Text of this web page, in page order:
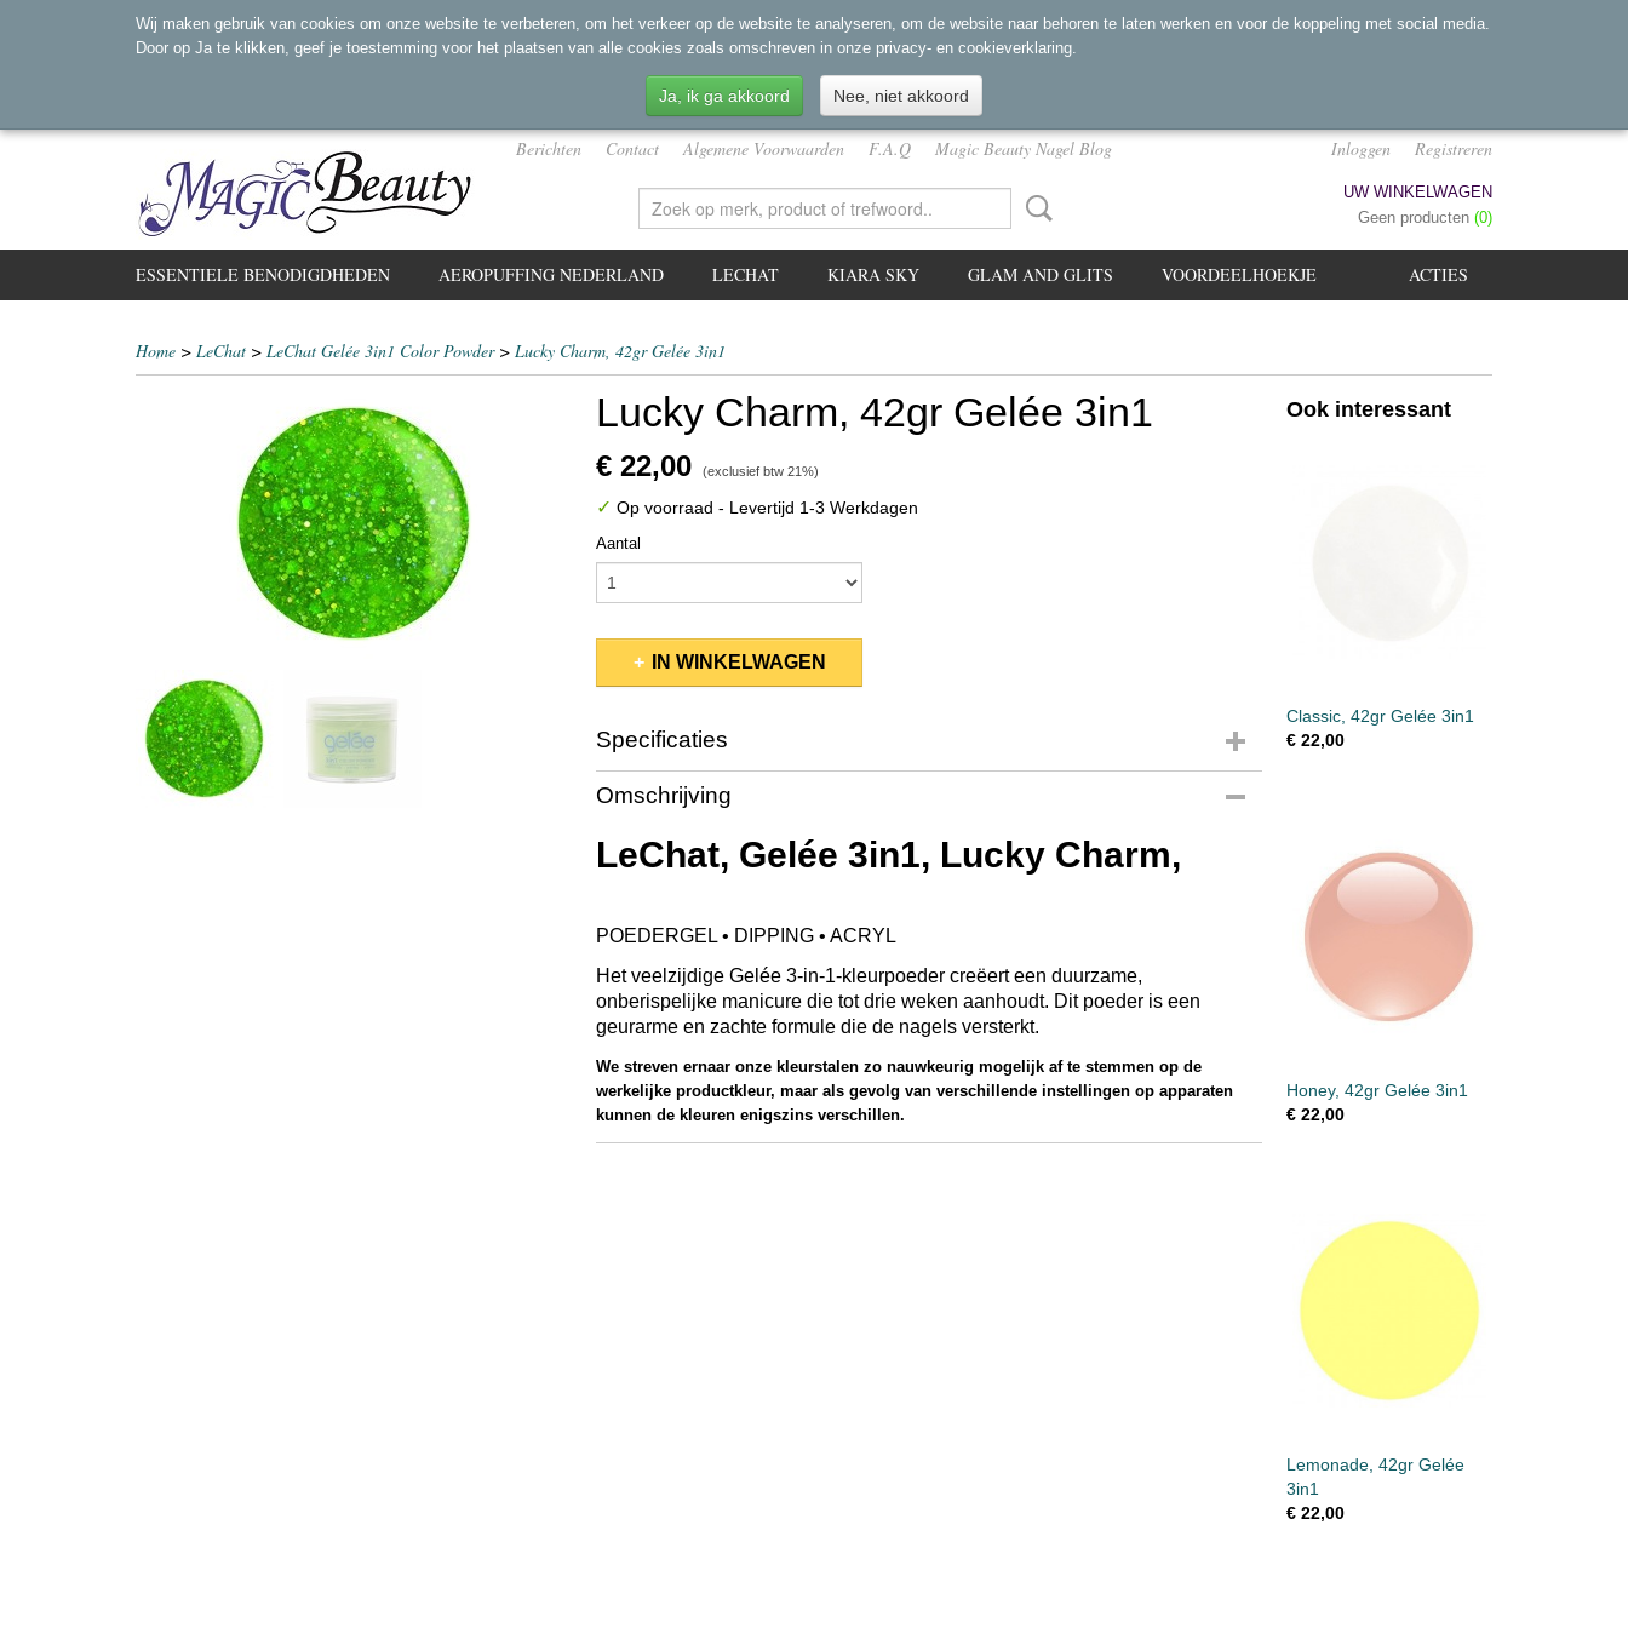
Berichten Contact Algemene Voorwaarden F.A.Q Magic Beauty Nagel Blog Inloggen Registreren
UW WINKELWAGEN
Geen producten (0)
ACTIES
ESSENTIELE BENODIGDHEDEN AEROPUFFING NEDERLAND LECHAT KIARA SKY GLAM AND GLITS VOORDEELHOEKJE
Home > LeChat > LeChat Gelée 3in1 Color Powder> Lucky Charm, 42gr Gelée 3in1
Lucky Charm, 42gr Gelée 3in1
€ 22,00 (exclusief btw 21%)
✓ Op voorraad - Levertijd 1-3 Werkdagen
Aantal
IN WINKELWAGEN
Specificaties
Productcode
EAN code
Netto gewicht
0,04 Kg
Omschrijving
LeChat, Gelée 3in1, Lucky Charm,
POEDERGEL • DIPPING • ACRYL
Het veelzijdige Gelée 3-in-1-kleurpoeder creëert een duurzame,
onberispelijke manicure die tot drie weken aanhoudt. Dit poeder is een
geurarme en zachte formule die de nagels versterkt.
We streven ernaar onze kleurstalen zo nauwkeurig mogelijk af te stemmen op de
werkelijke productkleur, maar als gevolg van verschillende instellingen op apparaten
kunnen de kleuren enigszins verschillen.
Ook interessant
Classic, 42gr Gelée 3in1
€ 22,00
Honey, 42gr Gelée 3in1
€ 22,00
Lemonade, 42gr Gelée
3in1
€ 22,00
Wij maken gebruik van cookies om onze website te verbeteren, om het verkeer op de website te analyseren, om de website naar behoren te laten werken en voor de koppeling met social media.
Door op Ja te klikken, geef je toestemming voor het plaatsen van alle cookies zoals omschreven in onze privacy- en cookieverklaring.
Ja, ik ga akkoord Nee, niet akkoord